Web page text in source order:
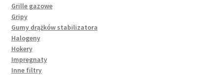
Grille gazowe
Gripy
Gumy drążków stabilizatora
Halogeny
Hokery
Impregnaty
Inne filtry